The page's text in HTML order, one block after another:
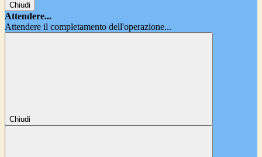
Chiudi
Attendere...
Attendere il completamento dell'operazione...
Chiudi